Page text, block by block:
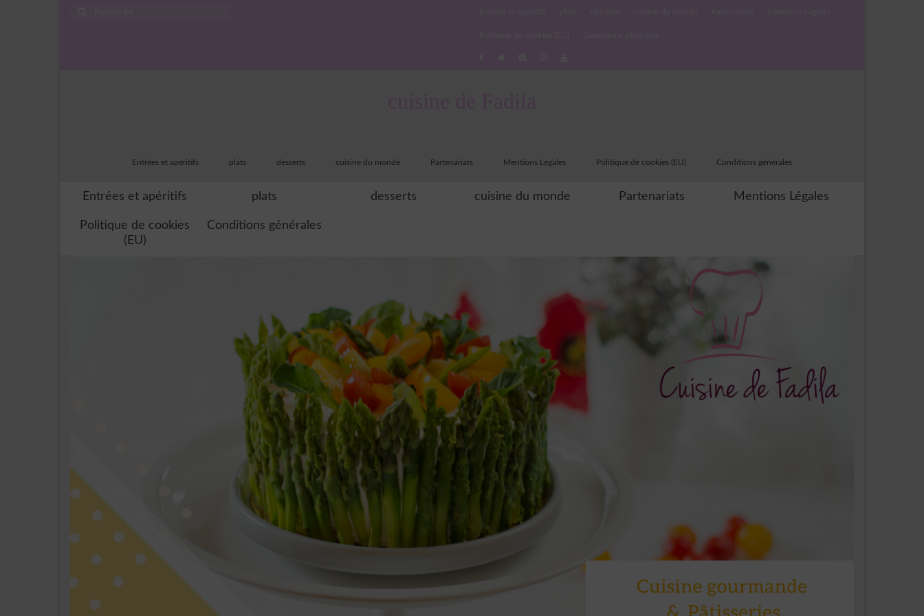
Entrées et apéritifs plats desserts cuisine du monde Partenariats Mentions Légales Politique de cookies (EU) Conditions générales
Entrées et apéritifs plats desserts cuisine du monde Partenariats Mentions Légales
Politique de cookies
(EU)
Conditions générales